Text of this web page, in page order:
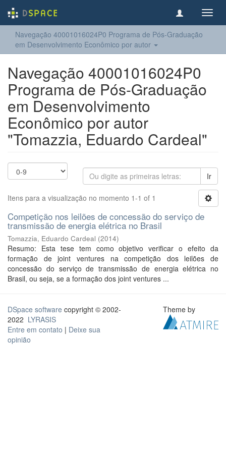
Navegação 40001016024P0 Programa de Pós-Graduação
em Desenvolvimento Econômico por autor
Navegação 40001016024P0
Programa de Pós-Graduação
em Desenvolvimento
Econômico por autor
"Tomazzia, Eduardo Cardeal"
Ir
Itens para a visualização no momento 1-1 of 1
Competição nos leilões de concessão do serviço de
transmissão de energia elétrica no Brasil
Tomazzia, Eduardo Cardeal (2014)
Resumo: Esta tese tem como objetivo verificar o efeito da
formação de joint ventures na competição dos leilões de
concessão do serviço de transmissão de energia elétrica no
Brasil, ou seja, se a formação dos joint ventures ...
DSpace software copyright © 2002-
2022 LYRASIS
Entre em contato | Deixe sua
opinião
Theme by